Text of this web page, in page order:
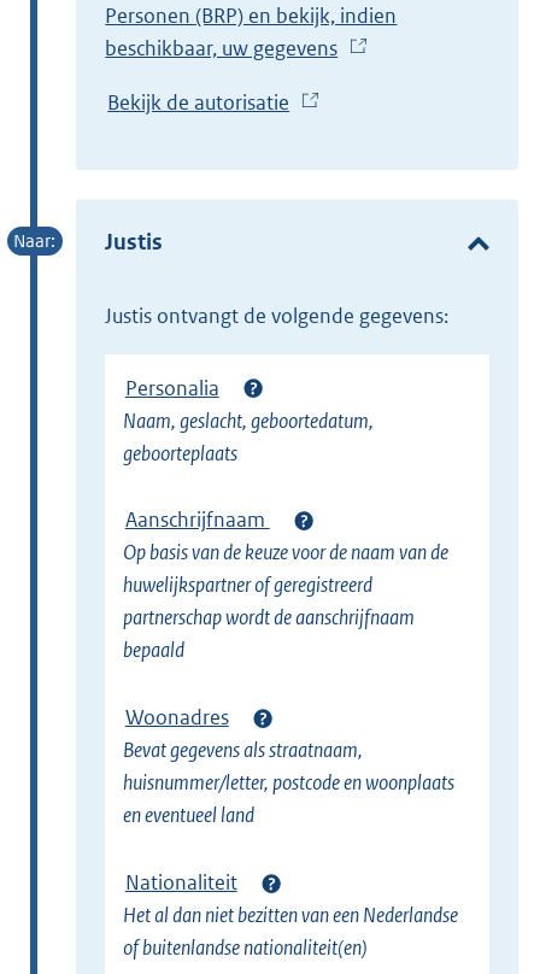
Personen (BRP) en bekijk, indien
beschikbaar, uw gegevens
e
l
Bekijk de autorisatie
x
t
e
l
n
Justis
Justis ontvangt de volgende gegevens:
Personalia
Naam, geslacht, geboortedatum,
geboorteplaats
Aanschrijfnaam
Op basis van de keuze voor de naam van de
huwelijkspartner of geregistreerd
partnerschap wordt de aanschrijfnaam
bepaald
Woonadres
Bevat gegevens als straatnaam,
huisnummer/letter, postcode en woonplaats
en eventueel land
Nationaliteit
Het al dan niet bezitten van een Nederlandse
of buitenlandse nationaliteit(en)